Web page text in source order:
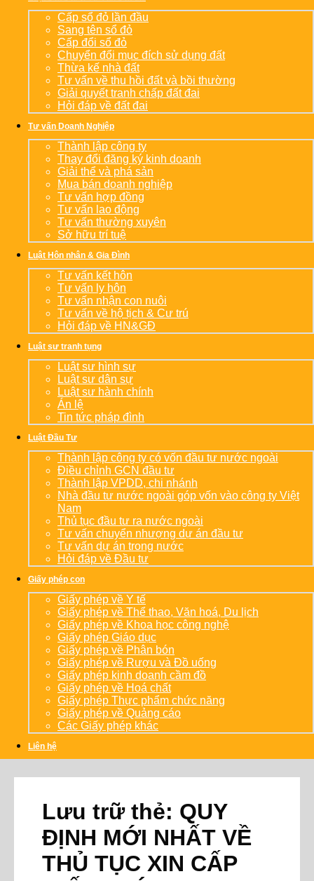
Cấp sổ đỏ lần đầu
Sang tên sổ đỏ
Cấp đổi sổ đỏ
Chuyển đổi mục đích sử dụng đất
Thừa kế nhà đất
Tư vấn về thu hồi đất và bồi thường
Giải quyết tranh chấp đất đai
Hỏi đáp về đất đai
Tư vấn Doanh Nghiệp
Thành lập công ty
Thay đổi đăng ký kinh doanh
Giải thể và phá sản
Mua bán doanh nghiệp
Tư vấn hợp đồng
Tư vấn lao động
Tư vấn thường xuyên
Sở hữu trí tuệ
Luật Hôn nhân & Gia Đình
Tư vấn kết hôn
Tư vấn ly hôn
Tư vấn nhận con nuôi
Tư vấn về hộ tịch & Cư trú
Hỏi đáp về HN&GĐ
Luật sư tranh tụng
Luật sư hình sự
Luật sư dân sự
Luật sư hành chính
Án lệ
Tin tức pháp đình
Luật Đầu Tư
Thành lập công ty có vốn đầu tư nước ngoài
Điều chỉnh GCN đầu tư
Thành lập VPDD, chi nhánh
Nhà đầu tư nước ngoài góp vốn vào công ty Việt
Nam
Thủ tục đầu tư ra nước ngoài
Tư vấn chuyển nhượng dự án đầu tư
Tư vấn dự án trong nước
Hỏi đáp về Đầu tư
Giấy phép con
Giấy phép về Y tế
Giấy phép về Thể thao, Văn hoá, Du lịch
Giấy phép về Khoa học công nghệ
Giấy phép Giáo dục
Giấy phép về Phân bón
Giấy phép về Rượu và Đồ uống
Giấy phép kinh doanh cầm đồ
Giấy phép về Hoá chất
Giấy phép Thực phẩm chức năng
Giấy phép về Quảng cáo
Các Giấy phép khác
Liên hệ
Lưu trữ thẻ: QUY
ĐỊNH MỚI NHẤT VỀ
THỦ TỤC XIN CẤP